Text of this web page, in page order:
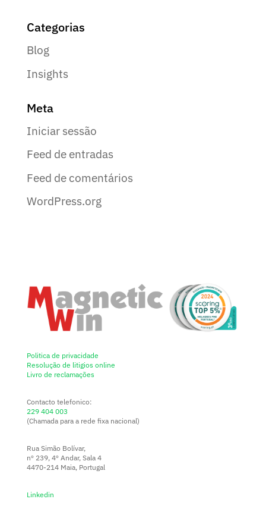
Categorias
Blog
Insights
Meta
Iniciar sessão
Feed de entradas
Feed de comentários
WordPress.org
Politica de privacidade
Resolução de litigios online
Livro de reclamações
Contacto telefonico:
229 404 003
(Chamada para a rede fixa nacional)
Rua Simão Bolívar,
nº 239, 4º Andar, Sala 4
4470-214 Maia, Portugal
Linkedin